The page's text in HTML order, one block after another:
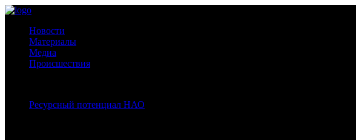
Новости
Материалы
Медиа
Происшествия
Ресурсный потенциал НАО